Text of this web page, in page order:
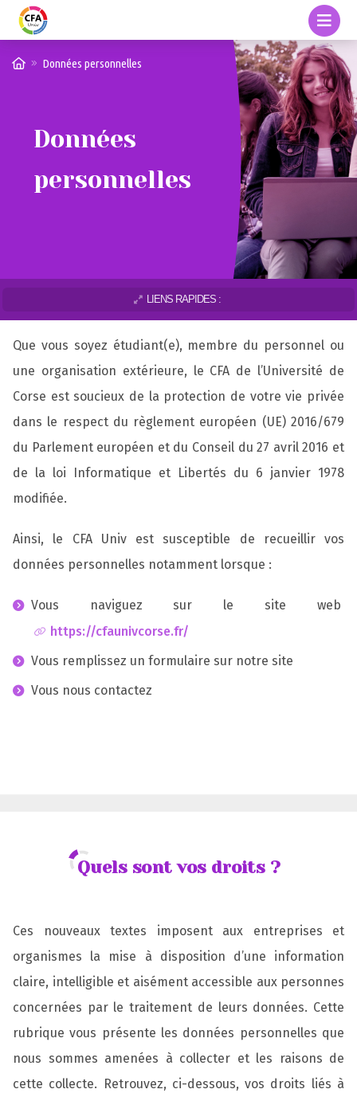
Données personnelles
Données
personnelles
LIENS RAPIDES :
Que vous soyez étudiant(e), membre du personnel ou
une organisation extérieure, le CFA de l’Université de
Corse est soucieux de la protection de votre vie privée
dans le respect du règlement européen (UE) 2016/679
du Parlement européen et du Conseil du 27 avril 2016 et
de la loi Informatique et Libertés du 6 janvier 1978
modifiée.
Ainsi, le CFA Univ est susceptible de recueillir vos
données personnelles notamment lorsque :
Vous naviguez sur le site web
https://cfaunivcorse.fr/
Vous remplissez un formulaire sur notre site
Vous nous contactez
Quels sont vos droits ?
Ces nouveaux textes imposent aux entreprises et
organismes la mise à disposition d’une information
claire, intelligible et aisément accessible aux personnes
concernées par le traitement de leurs données. Cette
rubrique vous présente les données personnelles que
nous sommes amenées à collecter et les raisons de
cette collecte. Retrouvez, ci-dessous, vos droits liés à